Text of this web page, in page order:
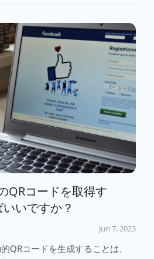
QRコードを取得す
いですか？
Jun 7, 2023
QRコードを生成することは、